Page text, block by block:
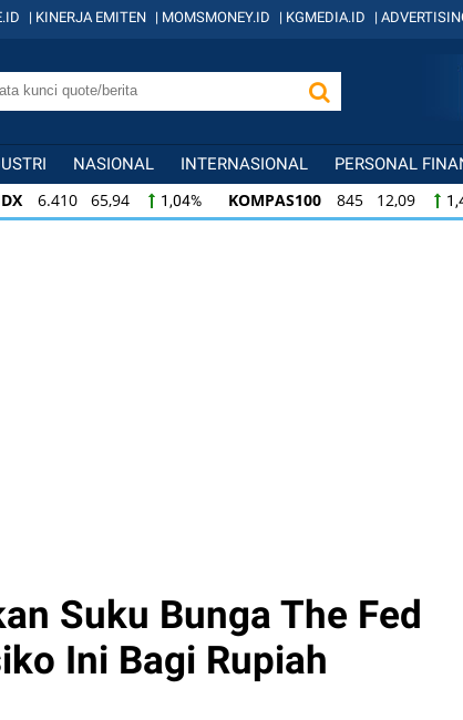
| KINERJA EMITEN | MOMSMONEY.ID | KGMEDIA.ID |
NASIONAL INTERNASIONAL PERSONAL
6.410 65,94 1,04% KOMPAS100 845 12,09
845 12,09 1,45% LQ45 640 9,44
Suku Bunga The Fed
Ini Bagi Rupiah